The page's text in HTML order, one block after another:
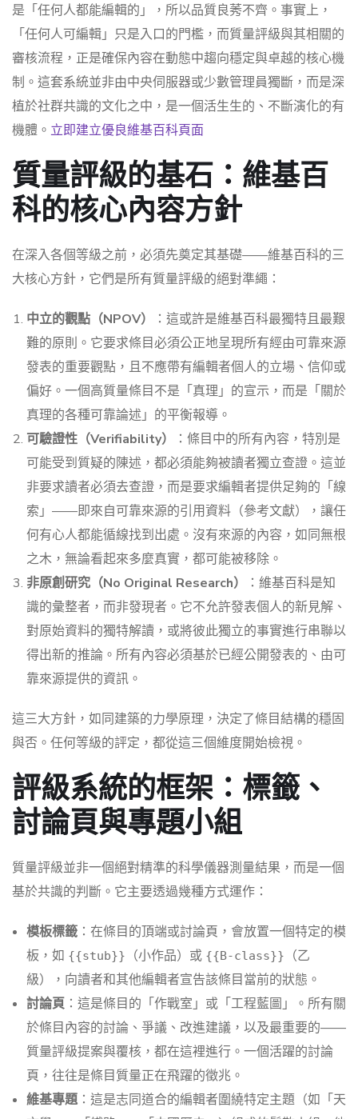
是「任何人都能編輯的」，所以品質良莠不齊。事實上，
「任何人可編輯」只是入口的門檻，而質量評級與其相關的
審核流程，正是確保內容在動態中趨向穩定與卓越的核心機
制。這套系統並非由中央伺服器或少數管理員獨斷，而是深
植於社群共識的文化之中，是一個活生生的、不斷演化的有
機體。 立即建立優良維基百科頁面
質量評級的基石：維基百
科的核心內容方針
在深入各個等級之前，必須先奠定其基礎——維基百科的三
大核心方針，它們是所有質量評級的絕對準繩：
中立的觀點（NPOV）
：這或許是維基百科最獨特且最艱
難的原則。它要求條目必須公正地呈現所有經由可靠來源
發表的重要觀點，且不應帶有編輯者個人的立場、信仰或
偏好。一個高質量條目不是「真理」的宣示，而是「關於
真理的各種可靠論述」的平衡報導。
可驗證性（Verifiability）
：條目中的所有內容，特別是
可能受到質疑的陳述，都必須能夠被讀者獨立查證。這並
非要求讀者必須去查證，而是要求編輯者提供足夠的「線
索」——即來自可靠來源的引用資料（參考文獻），讓任
何有心人都能循線找到出處。沒有來源的內容，如同無根
之木，無論看起來多麼真實，都可能被移除。
非原創研究（No Original Research）
：維基百科是知
識的彙整者，而非發現者。它不允許發表個人的新見解、
對原始資料的獨特解讀，或將彼此獨立的事實進行串聯以
得出新的推論。所有內容必須基於已經公開發表的、由可
靠來源提供的資訊。
這三大方針，如同建築的力學原理，決定了條目結構的穩固
與否。任何等級的評定，都從這三個維度開始檢視。
評級系統的框架：標籤、
討論頁與專題小組
質量評級並非一個絕對精準的科學儀器測量結果，而是一個
基於共識的判斷。它主要透過幾種方式運作：
模板標籤 ：在條目的頂端或討論頁，會放置一個特定的模
板，如 {{stub}} （小作品）或 {{B-class}}
（乙
級），向讀者和其他編輯者宣告該條目當前的狀態。
討論頁 ：這是條目的「作戰室」或「工程藍圖」。所有關
於條目內容的討論、爭議、改進建議，以及最重要的——
質量評級提案與覆核，都在這裡進行。一個活躍的討論
頁，往往是條目質量正在飛躍的徵兆。
維基專題 ：這是志同道合的編輯者圍繞特定主題（如「天